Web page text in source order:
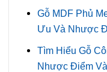
Gỗ MDF Phủ
Ưu Và Nhược
Tìm Hiểu Gỗ
Nhược Điểm